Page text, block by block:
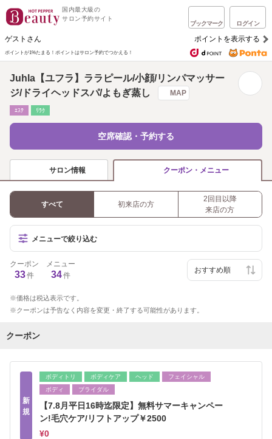
国内最大級の
サロン予約サイト
ブックマーク ログイン
ゲストさん ポイントを表示する
ポイントが1%たまる！ ポイントはサロン予約でつかえる！
Juhla【ユフラ】ララピール/小顔/リンパマッサー
ジ/ドライヘッドスパ/よもぎ蒸し
MAP
ｴｽﾃ ﾘﾗｸ
空席確認・予約する
サロン情報 クーポン・メニュー
すべて 初来店の方
2回目以降
来店の方
メニューで絞り込む
クーポン
33件
メニュー
34件
価格は税込表示です。
クーポンは予告なく内容を変更・終了する可能性があります。
クーポン
新
規
ボディトリ ボディケア ヘッド
フェイシャル
ボディ
ブライダル
【7.8月平日16時迄限定】無料サマーキャンペー
ン!毛穴ケア/リフトアップ￥2500
¥0